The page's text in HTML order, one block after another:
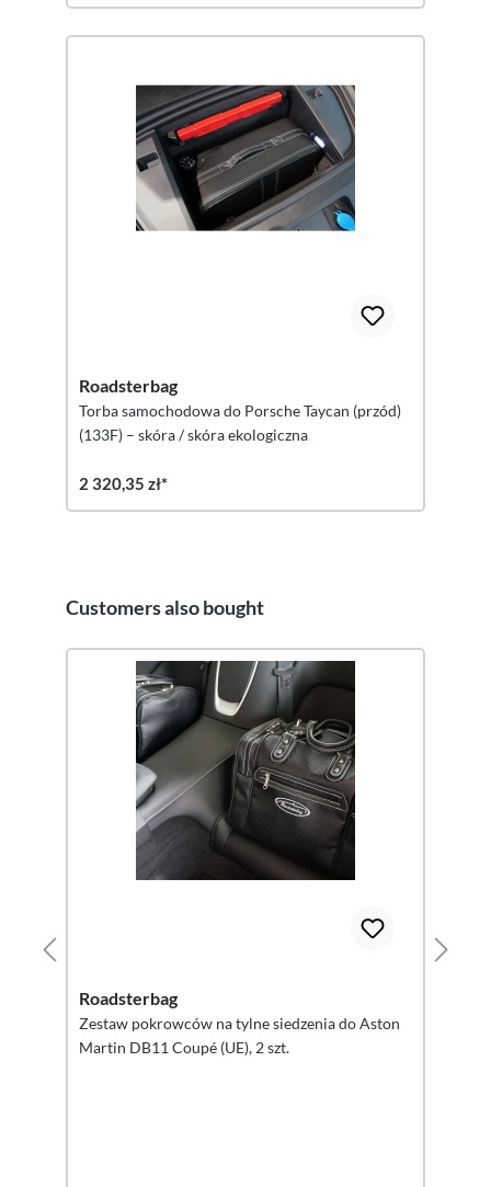
Roadsterbag
Torba samochodowa do Porsche Taycan (przód)
(133F) – skóra / skóra ekologiczna
2 320,35 zł*
Pomiń galerię produktów
Customers also bought
Roadsterbag
Zestaw pokrowców na tylne siedzenia do Aston
Martin DB11 Coupé (UE), 2 szt.